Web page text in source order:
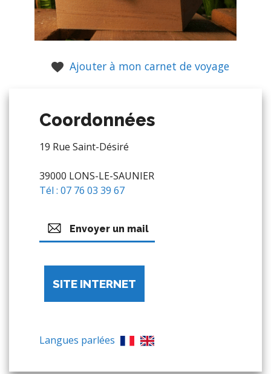
Ajouter à mon carnet de voyage
Coordonnées
19 Rue Saint-Désiré
39000 LONS-LE-SAUNIER
Tél : 07 76 03 39 67
Envoyer un mail
SITE INTERNET
Langues parlées